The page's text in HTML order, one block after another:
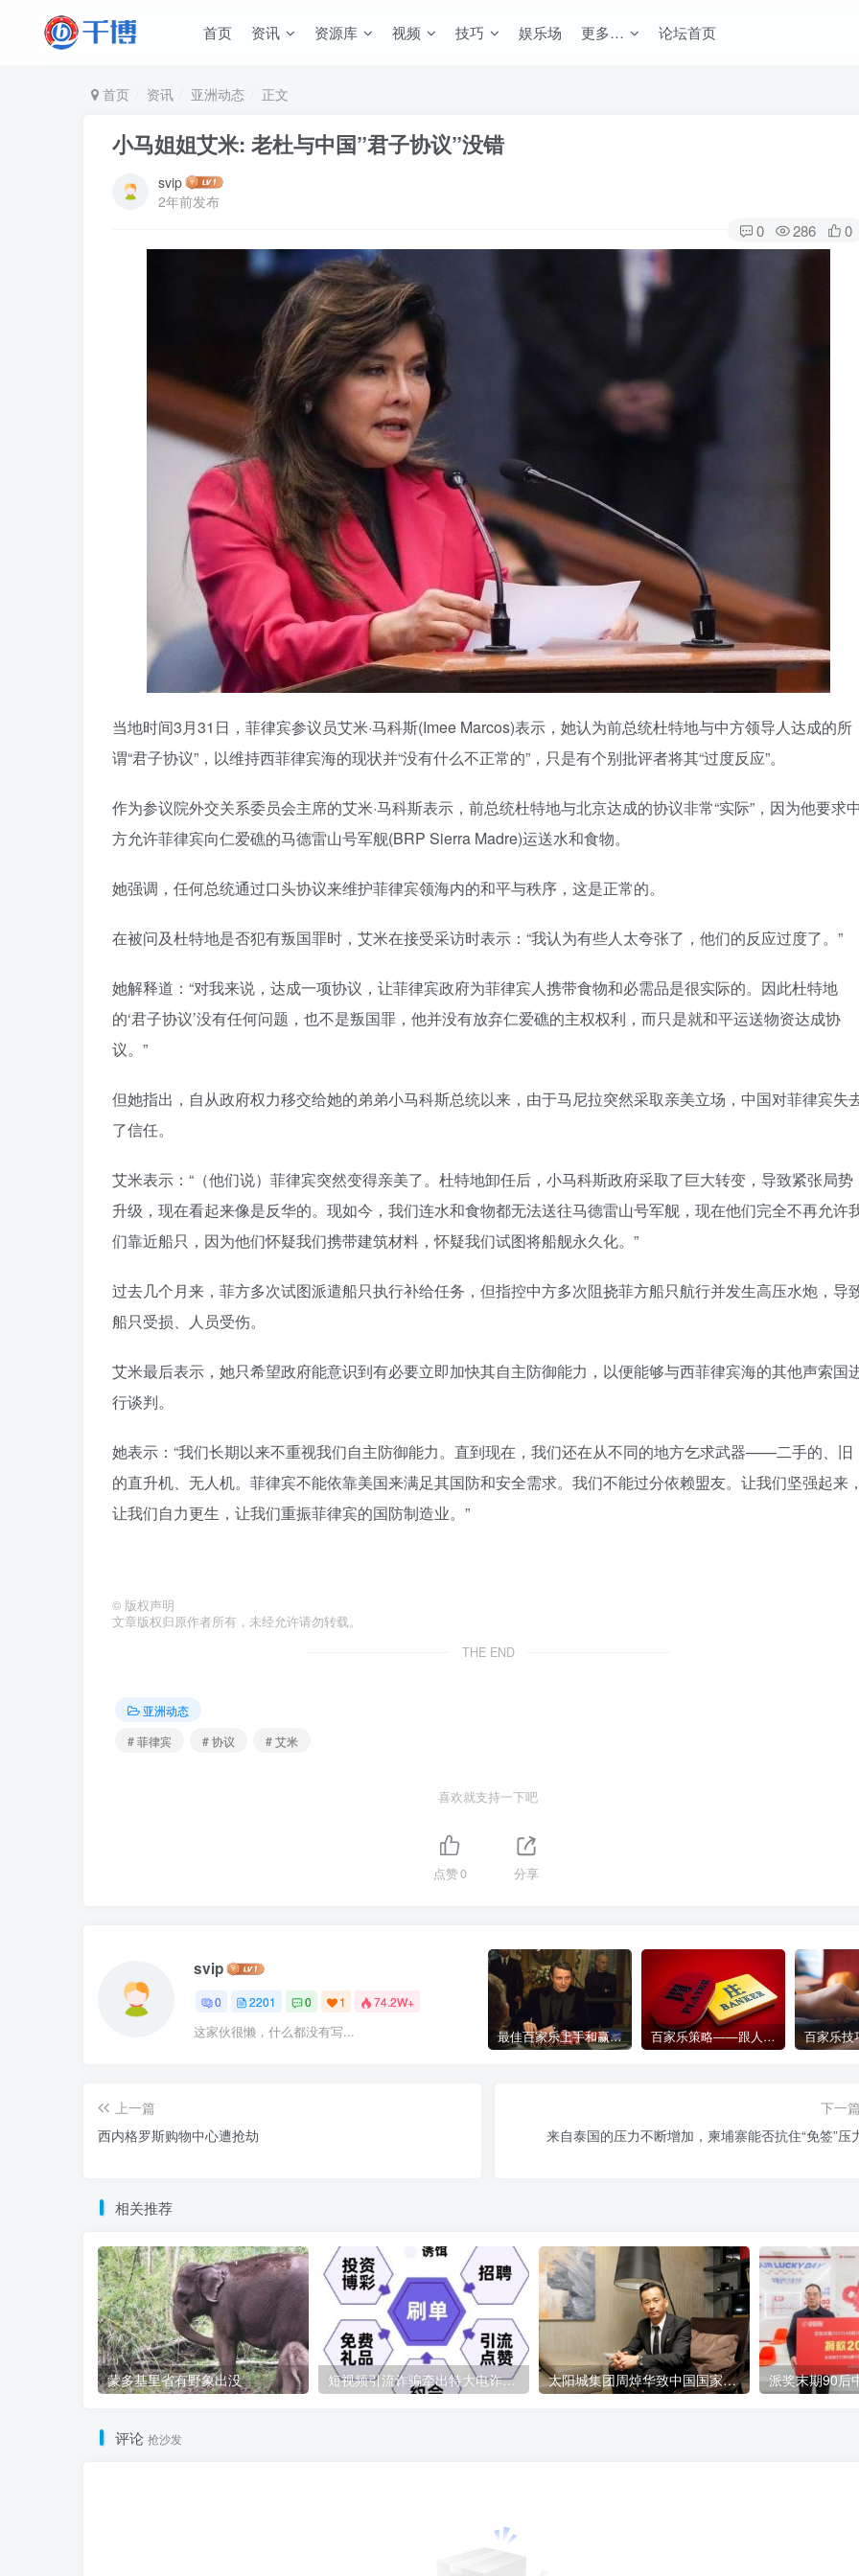
首页 资讯 资源库 视频 技巧 娱乐场 更多… 论坛首页
首页 资讯 亚洲动态 正文
小马姐姐艾米: 老杜与中国”君子协议”没错
svip
2年前发布
0 286 0
当地时间3月31日，菲律宾参议员艾米·马科斯(Imee Marcos)表示，她认为前总统杜特地与中方领导人达成的所
谓“君子协议”，以维持西菲律宾海的现状并“没有什么不正常的”，只是有个别批评者将其“过度反应”。
作为参议院外交关系委员会主席的艾米·马科斯表示，前总统杜特地与北京达成的协议非常“实际”，因为他要求
方允许菲律宾向仁爱礁的马德雷山号军舰(BRP Sierra Madre)运送水和食物。
她强调，任何总统通过口头协议来维护菲律宾领海内的和平与秩序，这是正常的。
在被问及杜特地是否犯有叛国罪时，艾米在接受采访时表示：“我认为有些人太夸张了，他们的反应过度了。”
她解释道：“对我来说，达成一项协议，让菲律宾政府为菲律宾人携带食物和必需品是很实际的。因此杜特地
的‘君子协议’没有任何问题，也不是叛国罪，他并没有放弃仁爱礁的主权权利，而只是就和平运送物资达成协
议。”
但她指出，自从政府权力移交给她的弟弟小马科斯总统以来，由于马尼拉突然采取亲美立场，中国对菲律宾失
了信任。
艾米表示：“（他们说）菲律宾突然变得亲美了。杜特地卸任后，小马科斯政府采取了巨大转变，导致紧张局势
升级，现在看起来像是反华的。现如今，我们连水和食物都无法送往马德雷山号军舰，现在他们完全不再允许
们靠近船只，因为他们怀疑我们携带建筑材料，怀疑我们试图将船舰永久化。”
过去几个月来，菲方多次试图派遣船只执行补给任务，但指控中方多次阻挠菲方船只航行并发生高压水炮，导
船只受损、人员受伤。
艾米最后表示，她只希望政府能意识到有必要立即加快其自主防御能力，以便能够与西菲律宾海的其他声索国
行谈判。
她表示：“我们长期以来不重视我们自主防御能力。直到现在，我们还在从不同的地方乞求武器——二手的、旧
的直升机、无人机。菲律宾不能依靠美国来满足其国防和安全需求。我们不能过分依赖盟友。让我们坚强起来
让我们自力更生，让我们重振菲律宾的国防制造业。”
© 版权声明
文章版权归原作者所有，未经允许请勿转载。
THE END
亚洲动态
# 菲律宾
# 协议 # 艾米
喜欢就支持一下吧
点赞0 分享
svip
0 2201 0 1 74.2W+
这家伙很懒，什么都没有写... 最佳百家乐上手和赢钱指南 – 终极版 百家乐策略——跟人胜过跟路
上一篇
西内格罗斯购物中心遭抢劫
下一
来自泰国的压力不断增加，柬埔寨能否抗住“免签”压
相关推荐
蒙多基里省有野象出没 短视频引流诈骗牵出特大电诈案 涉案金额6000余万元 太阳城集团周焯华致中国国家主席习近平的公开信
评论 抢沙发